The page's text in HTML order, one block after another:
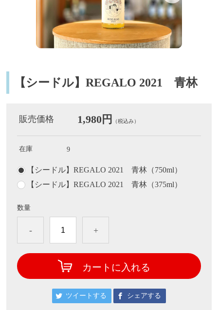
【シードル】REGALO 2021 青林
販売価格 1,980円 （税込み）
在庫 9
【シードル】REGALO 2021 青林（750ml）
【シードル】REGALO 2021 青林（375ml）
数量
- +
カートに入れる
ツイートする シェアする